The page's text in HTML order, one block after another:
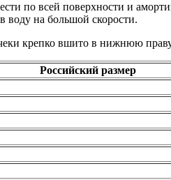
по всей поверхности и
воду на большой скорости.
крепко вшито в нижнюю
Российский размер